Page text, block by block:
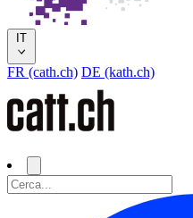
IT
FR (cath.ch) DE (kath.ch)